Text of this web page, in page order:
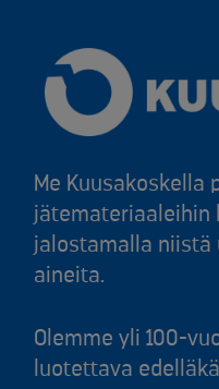
Me Kuusakoskella
jätemateriaaleihin
jalostamalla niistä
aineita.
Olemme yli 100-
luotettava